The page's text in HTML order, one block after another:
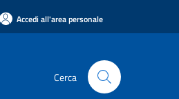
Accedi all'area personale
Cerca